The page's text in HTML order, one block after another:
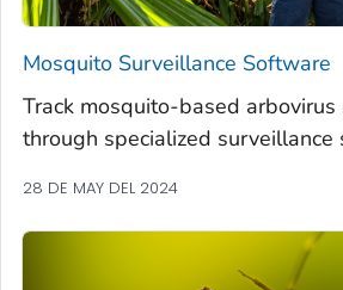
Mosquito Surveillance Software
Track mosquito-based
through specialized surveillance
28 DE MAY DEL 2024